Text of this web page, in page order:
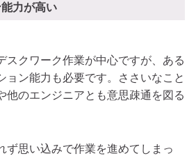
力が高い
スクワーク作業が中心ですが、ある
ョン能力も必要です。ささいなこと
他のエンジニアとも意思疎通を図る
ず思い込みで作業を進めてしまっ